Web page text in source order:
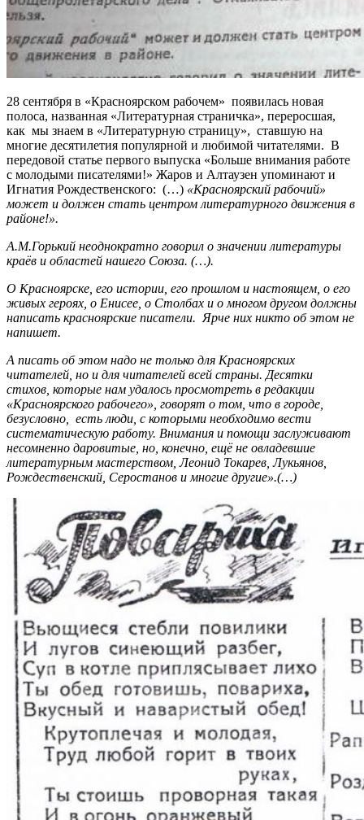
28 сентября в «Красноярском рабочем» появилась новая
полоса, названная «Литературная страничка», переросшая,
как мы знаем в «Литературную страницу», ставшую на
многие десятилетия популярной и любимой читателями. В
передовой статье первого выпуска «Больше внимания работе
с молодыми писателями!» Жаров и Алтаузен упоминают и
Игнатия Рождественского: (…) «Красноярский рабочий»
может и должен стать центром литературного движения в
районе!».
А.М.Горький неоднократно говорил о значении литературы
краёв и областей нашего Союза. (…).
О Красноярске, его истории, его прошлом и настоящем, о его
живых героях, о Енисее, о Столбах и о многом другом должны
написать красноярские писатели. Ярче них никто об этом не
напишет.
А писать об этом надо не только для Красноярских
читателей, но и для читателей всей страны. Десятки
стихов, которые нам удалось просмотреть в редакции
«Красноярского рабочего», говорят о том, что в городе,
безусловно, есть люди, с которыми необходимо вести
систематическую работу. Внимания и помощи заслуживают
несомненно даровитые, но, конечно, ещё не овладевшие
литературным мастерством, Леонид Токарев, Лукьянов,
Рождественский, Серостанов и многие другие».(…)